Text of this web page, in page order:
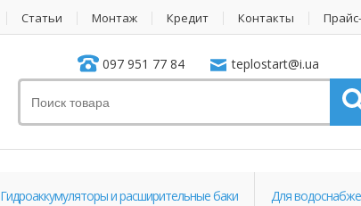
Статьи Монтаж Кредит Контакты
097 951 77 84 teplostart@i.ua
Гидроаккумуляторы и расширительные баки Для